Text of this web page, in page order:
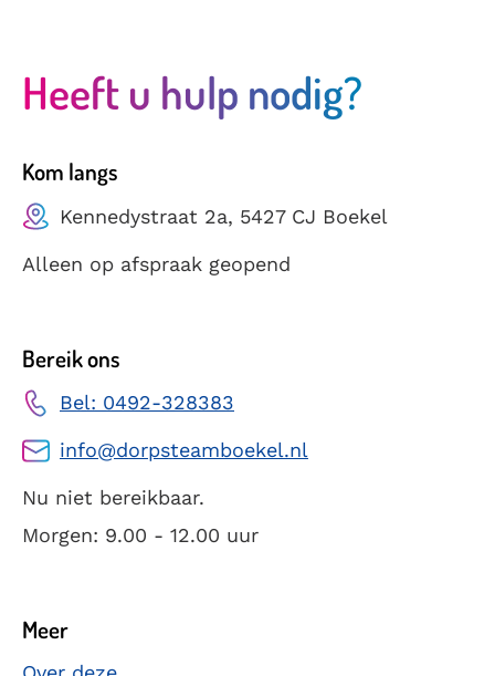
Heeft u hulp nodig?
Kom langs
Kennedystraat 2a, 5427 CJ Boekel
Alleen op afspraak geopend
Bereik ons
Bel: 0492-328383
info@dorpsteamboekel.nl
Nu niet bereikbaar.
Morgen: 9.00 - 12.00 uur
Meer